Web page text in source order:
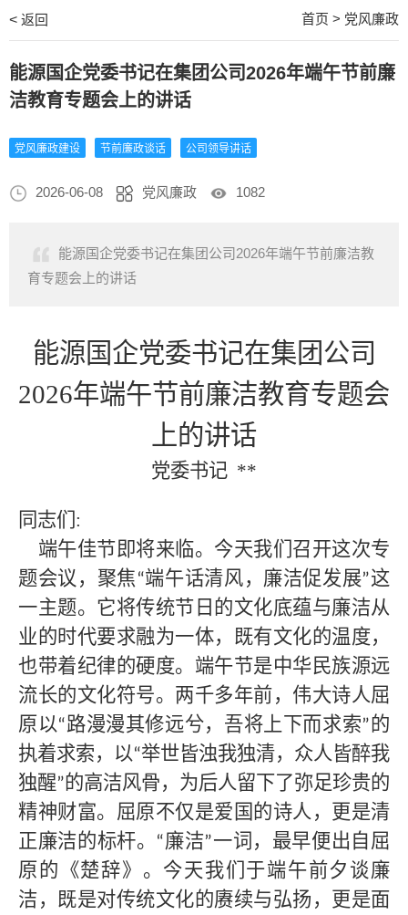
< 返回 首页 > 党风廉政
能源国企党委书记在集团公司2026年端午节前廉
洁教育专题会上的讲话
党风廉政建设 节前廉政谈话 公司领导讲话
2026-06-08 党风廉政 1082
能源国企党委书记在集团公司2026年端午节前廉洁教
育专题会上的讲话
能源国企党委书记在集团公司
2026年端午节前廉洁教育专题会
上的讲话
党委书记 **
同志们 :
端午佳节即将来临。今天我们召开这次专
题会议，聚焦“端午话清风，廉洁促发展”这
一主题。它将传统节日的文化底蕴与廉洁从
业的时代要求融为一体，既有文化的温度，
也带着纪律的硬度。端午节是中华民族源远
流长的文化符号。两千多年前，伟大诗人屈
原以“路漫漫其修远兮，吾将上下而求索”的
执着求索，以“举世皆浊我独清，众人皆醉我
独醒”的高洁风骨，为后人留下了弥足珍贵的
精神财富。屈原不仅是爱国的诗人，更是清
正廉洁的标杆。
“廉洁”一词，最早便出自屈
原的《楚辞》。今天我们于端午前夕谈廉
洁，既是对传统文化的赓续与弘扬，更是面